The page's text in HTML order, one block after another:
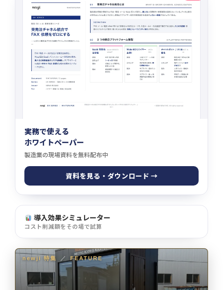
実務で使える
ホワイトペーパー
製造業の現場資料を無料配布中
資料を見る・ダウンロード →
導入効果シミュレーター
コスト削減額をその場で試算
newji 特集 ／ FEATURE